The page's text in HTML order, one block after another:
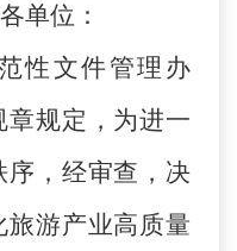
单位：
性文件管理办
规定，为进一
序，经审查，决
游产业高质量